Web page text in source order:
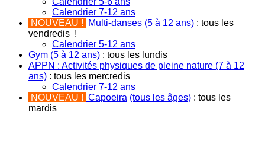
Calendrier 7-12 ans
NOUVEAU !
Multi-danses (5 à 12 ans) : tous les
vendredis !
Calendrier 5-12 ans
Gym (5 à 12 ans) : tous les lundis
APPN : Activités physiques de pleine nature (7 à 12
ans) : tous les mercredis
Calendrier 7-12 ans
NOUVEAU ! Capoeira (tous les âges) : tous les
mardis